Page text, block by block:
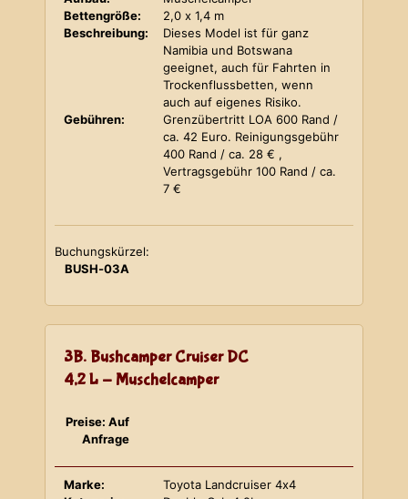
Bettengröße:
2,0 x 1,4 m
Beschreibung:
Dieses Model ist für ganz
Namibia und Botswana
geeignet, auch für Fahrten in
Trockenflussbetten, wenn
auch auf eigenes Risiko.
Gebühren:
Grenzübertritt LOA 600 Rand /
ca. 42 Euro. Reinigungsgebühr
400 Rand / ca. 28 € ,
Vertragsgebühr 100 Rand / ca.
7 €
Buchungskürzel:
BUSH-03A
3B. Bushcamper Cruiser DC
4,2 L - Muschelcamper
Preise: Auf
Anfrage
Marke:
Toyota Landcruiser 4x4